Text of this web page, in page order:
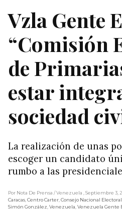
Vzla Gente
“Comisión
de
estar
sociedad
La realización de unas
escoger un candidato
rumbo a las
Por Nota De Prensa / Venezuela , Septiembre 3,
Caracas,Centro Carter,Consejo Nacional Electoral
Simón González,Venezuela,Venezuela Gente